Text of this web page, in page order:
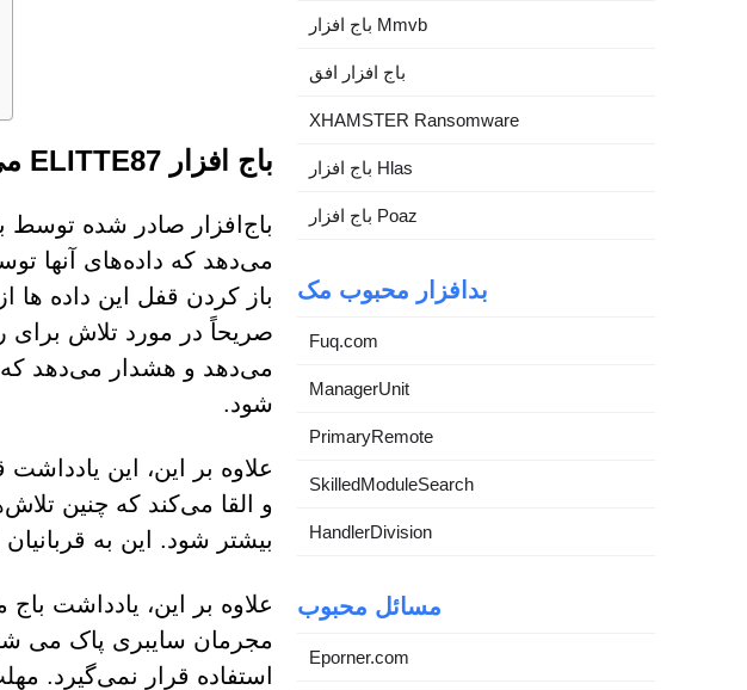
باج افزار ELITTE87 می تواند داده های حساس و مهم مختلف را قفل کند
می‌دهد که داده‌های آنها
باز کردن قفل این داده
صریحاً در مورد تلاش
می‌دهد و هشدار می‌دهد که
شود.
علاوه بر این، این
و القا می‌کند که چنین
بیشتر شود. این به
علاوه بر این، یادداشت
مجرمان سایبری پاک می
باج افزار Mmvb
باج افزار افق
XHAMSTER Ransomware
باج افزار Hlas
باج افزار Poaz
بدافزار محبوب مک
Fuq.com
ManagerUnit
PrimaryRemote
SkilledModuleSearch
HandlerDivision
مسائل محبوب
Eporner.com